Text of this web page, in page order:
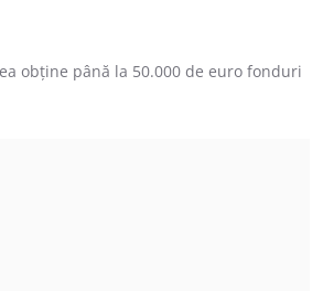
obține până la 50.000 de euro fonduri